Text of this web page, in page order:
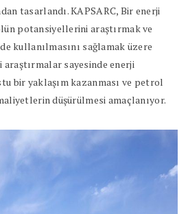
tasarlandı. KAPSARC, Bir enerji
potansiyellerini araştırmak ve
kullanılmasını sağlamak üzere
araştırmalar sayesinde enerji
bir yaklaşım kazanması ve petrol
düşürülmesi amaçlanıyor.